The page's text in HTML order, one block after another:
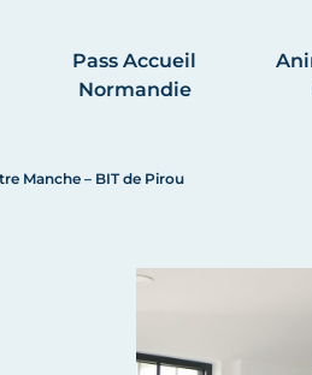
Pass Accueil
Normandie
Manche – BIT de Pirou